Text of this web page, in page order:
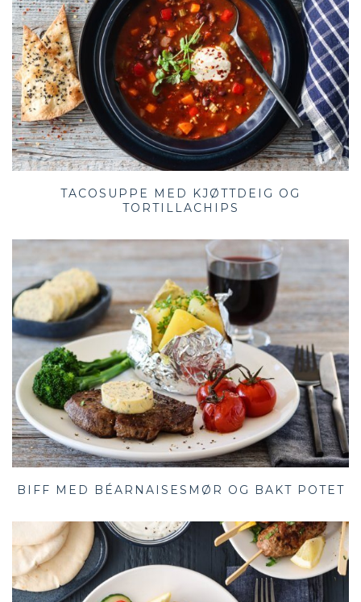
TACOSUPPE MED KJØTTDEIG OG
TORTILLACHIPS
BIFF MED BÉARNAISESMØR OG BAKT POTET